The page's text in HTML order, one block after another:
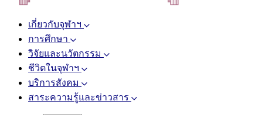
เกี่ยวกับจุฬาฯ
การศึกษา
วิจัยและนวัตกรรม
ชีวิตในจุฬาฯ
บริการสังคม
สาระความรู้และข่าวสาร